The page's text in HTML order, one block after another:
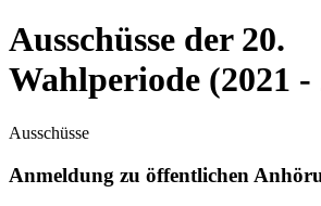
Ausschüsse der 20.
Wahlperiode (2021 -
Ausschüsse
Anmeldung zu öffentlichen